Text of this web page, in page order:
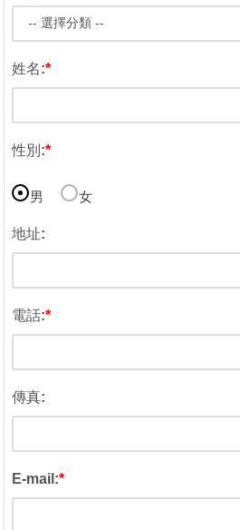
姓名:*
性別:*
男 女
地址:
電話:*
傳真:
E-mail:*